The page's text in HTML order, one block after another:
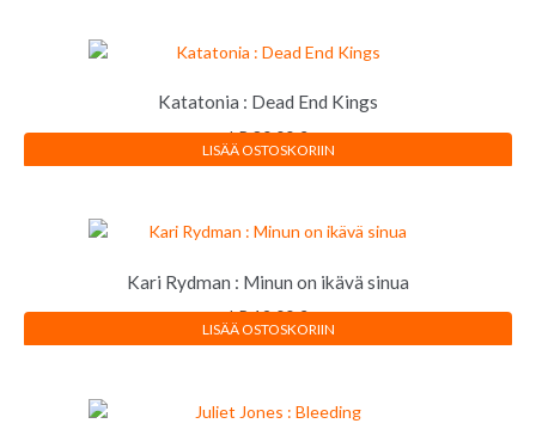
Katatonia : Dead End Kings
LP80,00€
LISÄÄ OSTOSKORIIN
Kari Rydman : Minun on ikävä sinua
LP12,00€
LISÄÄ OSTOSKORIIN